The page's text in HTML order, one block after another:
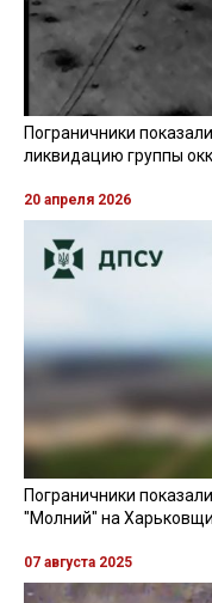
Пограничники
ликвидацию группы
20 апреля 2026
Пограничники
"Молний" на
07 августа 2025